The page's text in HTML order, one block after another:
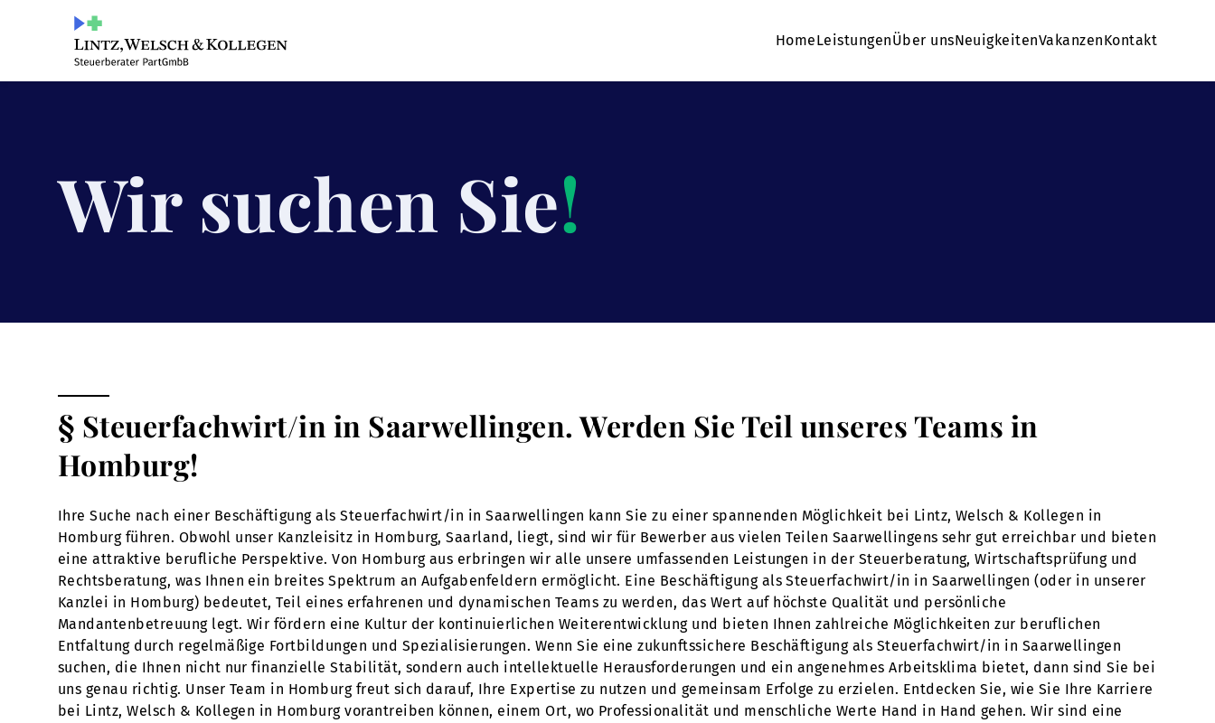
HomeLeistungenÜber unsNeuigkeitenVakanzenKontakt
Wir suchen Sie!
§ Steuerfachwirt/in in Saarwellingen. Werden Sie Teil unseres Teams in
Homburg!
Ihre Suche nach einer Beschäftigung als Steuerfachwirt/in in Saarwellingen kann Sie zu einer spannenden Möglichkeit bei Lintz, Welsch & Kollegen in
Homburg führen. Obwohl unser Kanzleisitz in Homburg, Saarland, liegt, sind wir für Bewerber aus vielen Teilen Saarwellingens sehr gut erreichbar und bieten
eine attraktive berufliche Perspektive. Von Homburg aus erbringen wir alle unsere umfassenden Leistungen in der Steuerberatung, Wirtschaftsprüfung und
Rechtsberatung, was Ihnen ein breites Spektrum an Aufgabenfeldern ermöglicht. Eine Beschäftigung als Steuerfachwirt/in in Saarwellingen (oder in unserer
Kanzlei in Homburg) bedeutet, Teil eines erfahrenen und dynamischen Teams zu werden, das Wert auf höchste Qualität und persönliche
Mandantenbetreuung legt. Wir fördern eine Kultur der kontinuierlichen Weiterentwicklung und bieten Ihnen zahlreiche Möglichkeiten zur beruflichen
Entfaltung durch regelmäßige Fortbildungen und Spezialisierungen. Wenn Sie eine zukunftssichere Beschäftigung als Steuerfachwirt/in in Saarwellingen
suchen, die Ihnen nicht nur finanzielle Stabilität, sondern auch intellektuelle Herausforderungen und ein angenehmes Arbeitsklima bietet, dann sind Sie bei
uns genau richtig. Unser Team in Homburg freut sich darauf, Ihre Expertise zu nutzen und gemeinsam Erfolge zu erzielen. Entdecken Sie, wie Sie Ihre Karriere
bei Lintz, Welsch & Kollegen in Homburg vorantreiben können, einem Ort, wo Professionalität und menschliche Werte Hand in Hand gehen. Wir sind eine